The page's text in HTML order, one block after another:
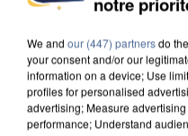
DE SOLIDARITÉ AVEC
We and our (447) partnersdo
your consent and/or our
information on a device; Use
profiles for personalised
advertising; Measure
performance; Understand